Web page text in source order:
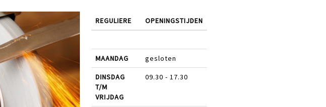
REGULIERE OPENINGSTIJDEN
MAANDAG gesloten
DINSDAG
T/M
VRIJDAG
09.30 - 17.30